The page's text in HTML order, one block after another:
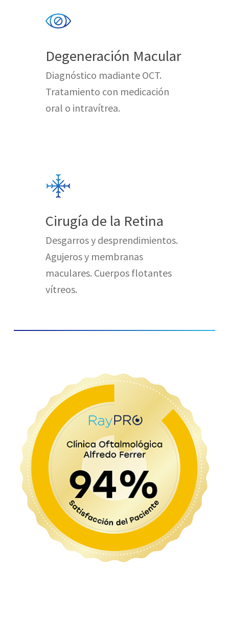
Degeneración Macular
Diagnóstico madiante OCT.
Tratamiento con medicación
oral o intravítrea.
Cirugía de la Retina
Desgarros y desprendimientos.
Agujeros y membranas
maculares. Cuerpos flotantes
vítreos.